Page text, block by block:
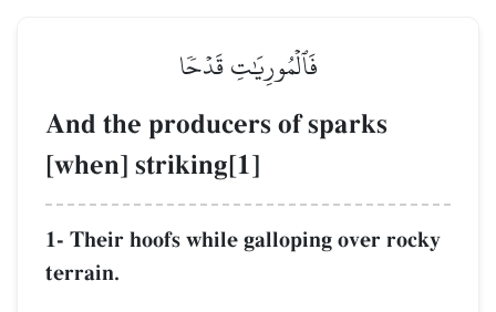
فَٱلۡمُورِيَٰتِ قَدۡحٗا
And the producers of sparks
[when] striking[1]
1- Their hoofs while galloping over rocky
terrain.